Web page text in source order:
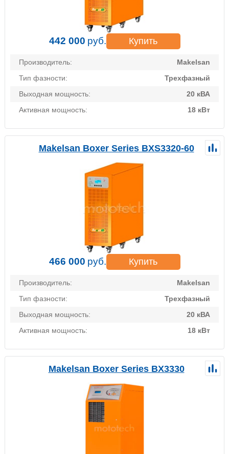
442 000 руб. Купить
Производитель:
Makelsan
Тип фазности:
Трехфазный
Выходная мощность:
20 кВА
Активная мощность:
18 кВт
Makelsan Boxer Series BXS3320-60
466 000 руб. Купить
Производитель:
Makelsan
Тип фазности:
Трехфазный
Выходная мощность:
20 кВА
Активная мощность:
18 кВт
Makelsan Boxer Series BX3330